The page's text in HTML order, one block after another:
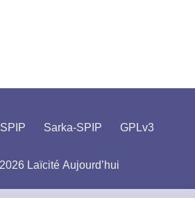
SPIP Sarka-SPIP GPLv3
Laïcité Aujourd’hui